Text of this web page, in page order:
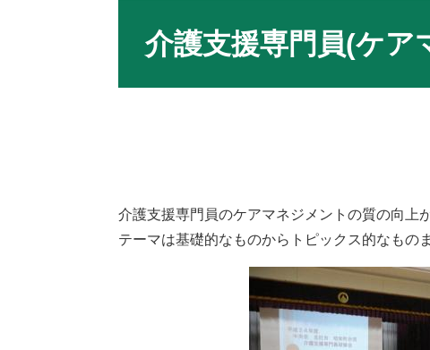
介護支援専門員(ケア
介護支援専門員のケアマネジメントの質の向上
テーマは基礎的なものからトピックス的なもの